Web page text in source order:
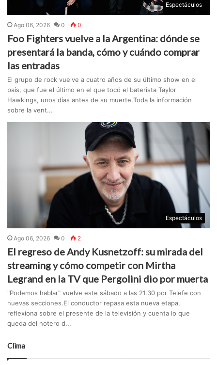
Espectáculos
Ago 06, 2026 0 0
Foo Fighters vuelve a la Argentina: dónde se
presentará la banda, cómo y cuándo comprar
las entradas
El grupo de rock vuelve a cuatro años de su último show en el
país, que fue el último en el que tocó el baterista Taylor
Hawkings, unos días antes de su muerte.Toda la información
sobre la vent...
Espectáculos
Ago 06, 2026 0 2
El regreso de Andy Kusnetzoff: su mirada del
streaming y cómo competir con Mirtha
Legrand en la TV que Pergolini dio por muerta
"Podemos hablar" vuelve este sábado a las 21.30 por Telefe con
nuevas secciones.El conductor repasa esta nueva etapa,
reflexiona sobre el presente de la televisión y cuenta lo que
queda del notero d...
Clima